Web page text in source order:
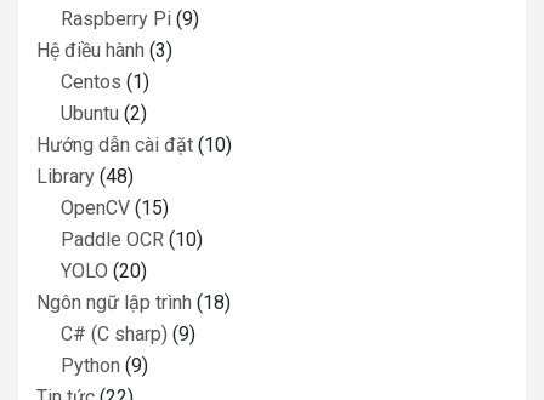
Raspberry Pi (9)
Hệ điều hành (3)
Centos (1)
Ubuntu (2)
Hướng dẫn cài đặt (10)
Library (48)
OpenCV (15)
Paddle OCR (10)
YOLO (20)
Ngôn ngữ lập trình (18)
C# (C sharp) (9)
Python (9)